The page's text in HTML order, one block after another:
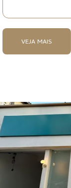
VEJA MAIS